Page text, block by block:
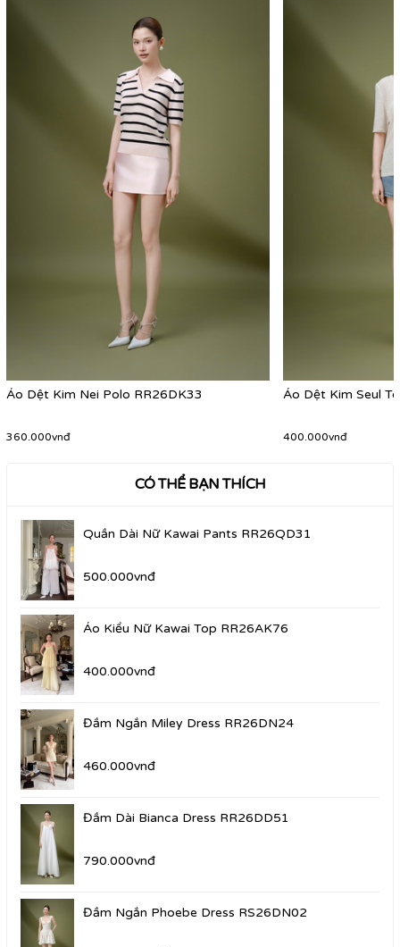
Áo Dệt Kim Nei Polo RR26DK33
360.000vnđ
Áo Dệt Kim Seul
400.000vnđ
CÓ THỂ BẠN THÍCH
Quần Dài Nữ Kawai Pants RR26QD31
500.000vnđ
Áo Kiểu Nữ Kawai Top RR26AK76
400.000vnđ
Đầm Ngắn Miley Dress RR26DN24
460.000vnđ
Đầm Dài Bianca Dress RR26DD51
790.000vnđ
Đầm Ngắn Phoebe Dress RS26DN02